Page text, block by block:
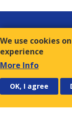
Contact
Terms of Use
E.S.C.
We use cookies
experience
More Info
OK, I agree